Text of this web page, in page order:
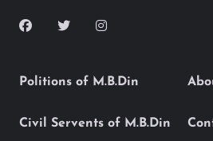
Politions of M.B.Din
Civil Servents of M.B.Din